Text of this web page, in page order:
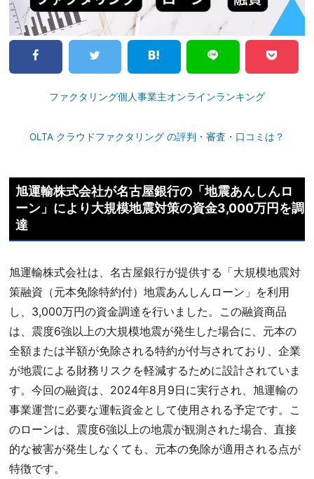
ファクタリング個人事業主オンラインランキング
OLTA クラウドファクタリング の評判・審査・口コミは？
旭運輸株式会社が名古屋銀行の「地震あんしんロ
ーン」により大規模地震対策の資金3,000万円を調
達
旭運輸株式会社は、名古屋銀行が提供する「大規模地震対
策融資（元本免除特約付）地震あんしんローン」を利用
し、3,000万円の資金調達を行いました。この融資商品
は、震度6強以上の大規模地震が発生した場合に、元本の
全額または半額が免除される特約が付与されており、企業
が地震による財務リスクを軽減するために設計されていま
す。今回の融資は、2024年8月9日に実行され、旭運輸の
事業運営に必要な運転資金として使用される予定です。こ
のローンは、震度6強以上の地震が観測された場合、直接
的な被害が発生しなくても、元本の免除が適用される点が
特徴です。